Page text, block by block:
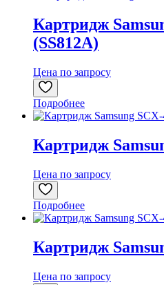
Картридж
(SS812A)
Цена по запросу
Подробнее
Картридж
Цена по запросу
Подробнее
Картридж
Цена по запросу